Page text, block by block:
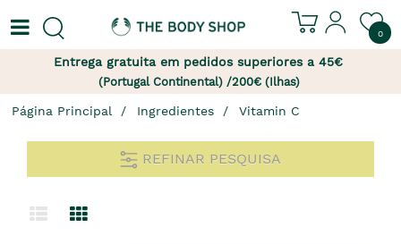
0
Entrega gratuita em pedidos superiores a 45€
(Portugal Continental) /200€ (Ilhas)
Página Principal Ingredientes Vitamin C
REFINAR PESQUISA